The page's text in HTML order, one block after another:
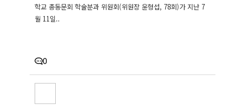
학교 총동문회 학술분과 위원회(위원장 윤형섭, 78회)가 지난 7
월 11일..
0